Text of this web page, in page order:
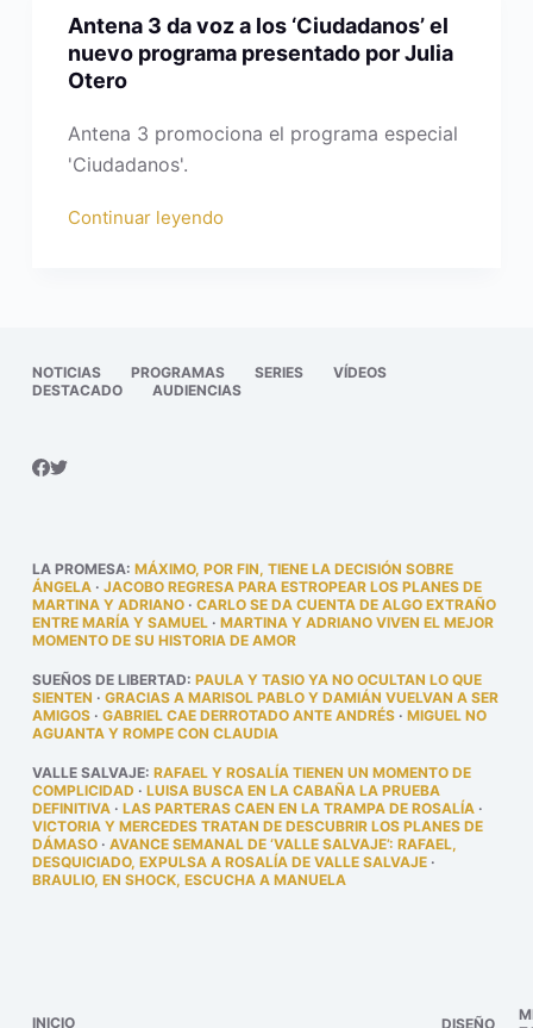
Antena 3 da voz a los ‘Ciudadanos’ el
nuevo programa presentado por Julia
Otero
Antena 3 promociona el programa especial
'Ciudadanos'.
Continuar leyendo
NOTICIAS PROGRAMAS SERIES
VÍDEOS
DESTACADO
AUDIENCIAS
LA PROMESA: MÁXIMO, POR FIN, TIENE LA DECISIÓN SOBRE
ÁNGELA· JACOBO REGRESA PARA ESTROPEAR LOS PLANES DE
MARTINA Y ADRIANO· CARLO SE DA CUENTA DE ALGO EXTRAÑO
ENTRE MARÍA Y SAMUEL· MARTINA Y ADRIANO VIVEN EL MEJOR
MOMENTO DE SU HISTORIA DE AMOR
SUEÑOS DE LIBERTAD: PAULA Y TASIO YA NO OCULTAN LO QUE
SIENTEN · GRACIAS A MARISOL PABLO Y DAMIÁN VUELVAN A SER
AMIGOS· GABRIEL CAE DERROTADO ANTE ANDRÉS· MIGUEL NO
AGUANTA Y ROMPE CON CLAUDIA
VALLE SALVAJE: RAFAEL Y ROSALÍA TIENEN UN MOMENTO DE
COMPLICIDAD · LUISA BUSCA EN LA CABAÑA LA PRUEBA
DEFINITIVA· LAS PARTERAS CAEN EN LA TRAMPA DE ROSALÍA·
VICTORIA Y MERCEDES TRATAN DE DESCUBRIR LOS PLANES DE
DÁMASO· AVANCE SEMANAL DE ‘VALLE SALVAJE’: RAFAEL,
DESQUICIADO, EXPULSA A ROSALÍA DE VALLE SALVAJE·
BRAULIO, EN SHOCK, ESCUCHA A MANUELA
INICIO DISEÑO